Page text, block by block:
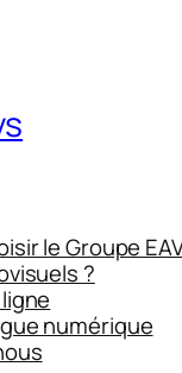
le Groupe
?
numérique